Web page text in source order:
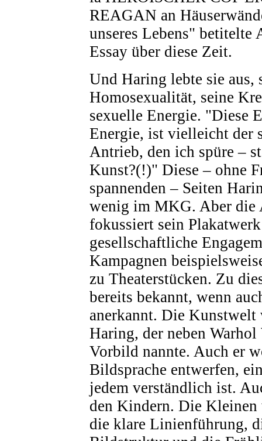
REAGAN an
unseres Lebens" betitelte
Essay über diese Zeit.
Und Haring lebte sie aus,
Homosexualität, seine
sexuelle Energie. "Diese
Energie, ist vielleicht der
Antrieb, den ich spüre –
Kunst?(!)" Diese – ohne
spannenden – Seiten
wenig im MKG. Aber die
fokussiert sein
gesellschaftliche
Kampagnen
zu Theaterstücken. Zu
bereits bekannt, wenn
anerkannt. Die Kunstwelt
Haring, der neben
Vorbild nannte. Auch er
Bildsprache entwerfen,
jedem verständlich ist.
den Kindern. Die Kleinen
die klare Linienführung,